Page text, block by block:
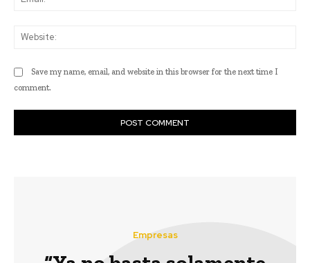
Save my name, email, and website in this browser for the next time I
comment.